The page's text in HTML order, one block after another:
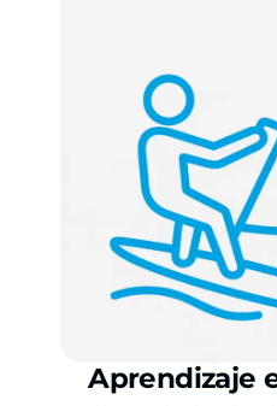
Aprendizaje